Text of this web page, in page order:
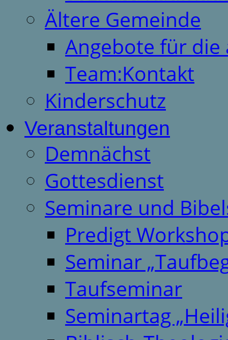
Ältere Gemeinde
Angebote für
Team:Kontakt
Kinderschutz
Veranstaltungen
Demnächst
Gottesdienst
Seminare und
Predigt
Seminar
Taufseminar
Seminartag